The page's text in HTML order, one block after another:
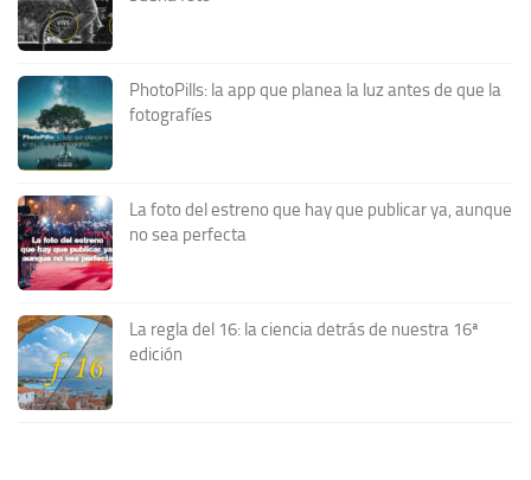
PhotoPills: la app que planea la luz antes de que la
fotografíes
La foto del estreno que hay que publicar ya, aunque
no sea perfecta
La regla del 16: la ciencia detrás de nuestra 16ª
edición